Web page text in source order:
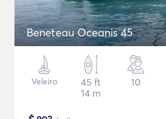
Beneteau Oceanis 45
Veleiro
45 ft
14 m
10